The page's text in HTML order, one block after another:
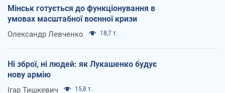
Мінськ готується до функціонування в
умовах масштабної воєнної кризи
Олександр Левченко 18,7 т.
Ні зброї, ні людей: як Лукашенко будує
нову армію
Ігар Тишкевич 15,8 т.